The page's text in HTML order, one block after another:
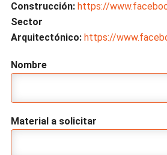
Construcción: https://
Sector
Arquitectónico: https://
Nombre
Material a solicitar